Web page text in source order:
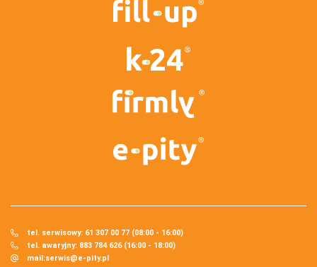
tel. serwisowy: 61 307 00 77 (08:00 - 16:00)
tel. awaryjny: 883 784 626 (16:00 - 18:00)
mail:serwis@e-pity.pl